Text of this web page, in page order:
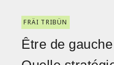
FRÄI TRIBÜN
Être de